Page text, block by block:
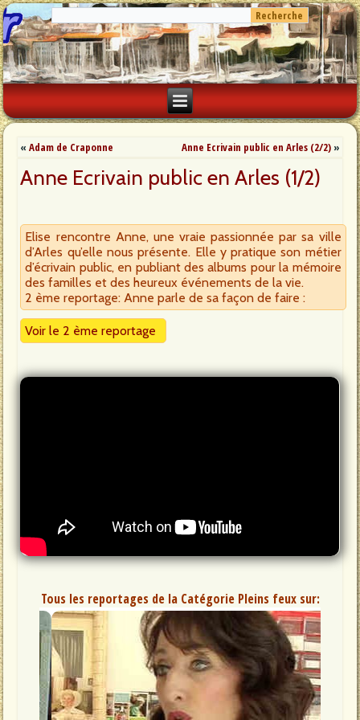
«Adam de Craponne Anne Ecrivain public en Arles (2/2)»
Anne Ecrivain public en Arles (1/2)
Elise rencontre Anne, une vraie passionnée par sa ville
d’Arles qu’elle nous présente. Elle y pratique son métier
d’écrivain public, en publiant des albums pour la mémoire
des familles et des heureux événements de la vie.
2 ème reportage: Anne parle de sa façon de faire :
Voir le 2 ème reportage
Tous les reportages de la Catégorie Pleins feux sur: